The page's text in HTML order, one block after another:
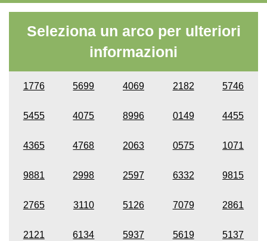
Seleziona un arco per ulteriori
informazioni
1776 5699 4069 2182 5746
5455 4075 8996 0149 4455
4365 4768 2063 0575 1071
9881 2998 2597 6332 9815
2765 3110 5126 7079 2861
2121 6134 5937 5619 5137